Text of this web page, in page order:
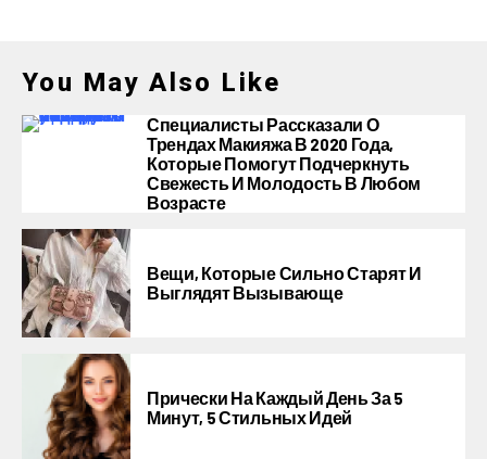
You May Also Like
Специалисты Рассказали О
Трендах Макияжа В 2020 Года,
Которые Помогут Подчеркнуть
Свежесть И Молодость В Любом
Возрасте
Вещи, Которые Сильно Старят И
Выглядят Вызывающе
Прически На Каждый День За 5
Минут, 5 Стильных Идей